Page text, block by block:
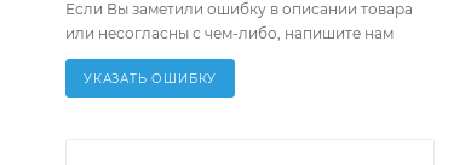
Если Вы заметили ошибку в описании товара
или несогласны с чем-либо, напишите нам
УКАЗАТЬ ОШИБКУ